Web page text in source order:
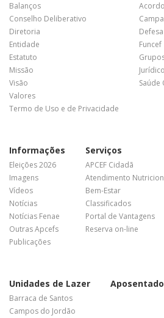
Balanços
Conselho Deliberativo
Diretoria
Entidade
Estatuto
Missão
Visão
Valores
Termo de Uso e de Privacidade
Funcef
Jurídico
Saúde
Informações
Eleições 2026
Imagens
Vídeos
Notícias
Notícias Fenae
Outras Apcefs
Publicações
Serviços
APCEF Cidadã
Atendimento
Bem-Estar
Classificados
Portal de Vantagens
Reserva on-line
Unidades de Lazer
Barraca de Santos
Campos do Jordão